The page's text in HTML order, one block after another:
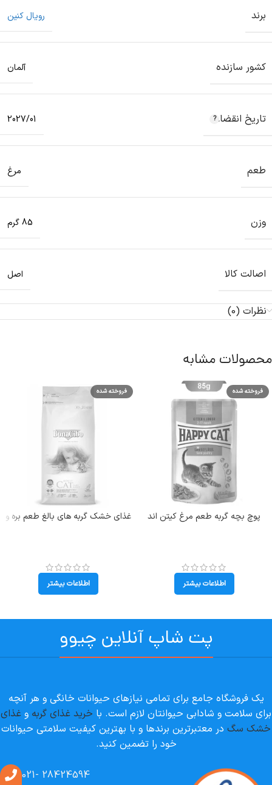
برند
رویال کنین
کشور سازنده آلمان
تاریخ انقضاء 2027/01
طعم مرغ
وزن 85 گرم
اصالت کالا اصل
نظرات (0)
محصولات مشابه
فروخته شده
پوچ بچه گربه طعم مرغ کیتن اند
اطلاعات بیشتر
فروخته شده
غذای خشک گربه های بالغ طعم بره و
اطلاعات بیشتر
پت شاپ آنلاین چیوو
یک فروشگاه جامع برای تمامی نیازهای حیوانات خانگی و هر آنچه
برای سلامت و شادابی حیوانتان لازم است. با خرید غذای گربه و غذای
خشک سگ در معتبرترین برندها و با بهترین کیفیت سلامتی حیوانات
خود را تضمین کنید.
28424594 -021